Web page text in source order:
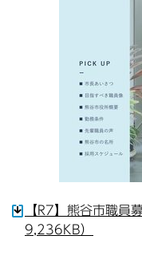
【R7】熊谷市職員
9,236KB）